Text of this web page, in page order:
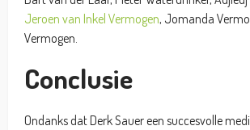
Jeroen van Inkel Vermogen, Jomanda
Vermogen.
Conclusie
Ondanks dat Derk Sauer een succesvolle